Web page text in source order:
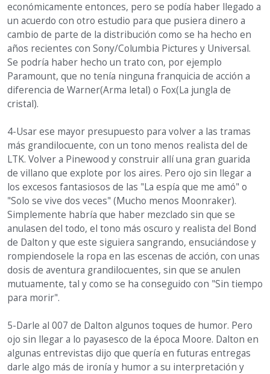
económicamente entonces, pero se podía haber llegado a
un acuerdo con otro estudio para que pusiera dinero a
cambio de parte de la distribución como se ha hecho en
años recientes con Sony/Columbia Pictures y Universal.
Se podría haber hecho un trato con, por ejemplo
Paramount, que no tenía ninguna franquicia de acción a
diferencia de Warner(Arma letal) o Fox(La jungla de
cristal).
4-Usar ese mayor presupuesto para volver a las tramas
más grandilocuente, con un tono menos realista del de
LTK. Volver a Pinewood y construir allí una gran guarida
de villano que explote por los aires. Pero ojo sin llegar a
los excesos fantasiosos de las "La espía que me amó" o
"Solo se vive dos veces" (Mucho menos Moonraker).
Simplemente habría que haber mezclado sin que se
anulasen del todo, el tono más oscuro y realista del Bond
de Dalton y que este siguiera sangrando, ensuciándose y
rompiendosele la ropa en las escenas de acción, con unas
dosis de aventura grandilocuentes, sin que se anulen
mutuamente, tal y como se ha conseguido con "Sin tiempo
para morir".
5-Darle al 007 de Dalton algunos toques de humor. Pero
ojo sin llegar a lo payasesco de la época Moore. Dalton en
algunas entrevistas dijo que quería en futuras entregas
darle algo más de ironía y humor a su interpretación y